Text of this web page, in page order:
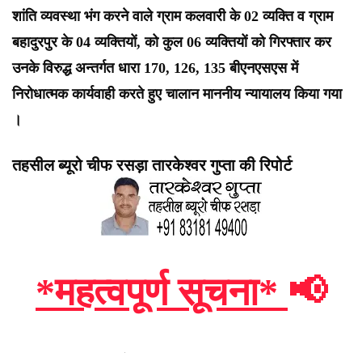
शांति व्यवस्था भंग करने वाले ग्राम कलवारी के 02 व्यक्ति व ग्राम
बहादुरपुर के 04 व्यक्तियों, को कुल 06 व्यक्तियों को गिरफ्तार कर
उनके विरुद्ध अन्तर्गत धारा 170, 126, 135 बीएनएसएस में
निरोधात्मक कार्यवाही करते हुए चालान माननीय न्यायालय किया गया
।
तहसील ब्यूरो चीफ रसड़ा तारकेश्वर गुप्ता की रिपोर्ट
*महत्वपूर्ण सूचना* 📢